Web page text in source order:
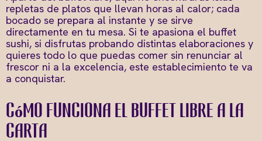
repletas de platos que llevan horas al calor; cada
bocado se prepara al instante y se sirve
directamente en tu mesa. Si te apasiona el buffet
sushi, si disfrutas probando distintas elaboraciones y
quieres todo lo que puedas comer sin renunciar al
frescor ni a la excelencia, este establecimiento te va
a conquistar.
Cómo funciona el buffet libre a la
carta